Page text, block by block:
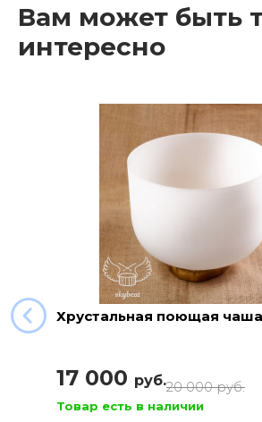
Вам может быть
интересно
Хрустальная поющая
17 000 руб.20 000руб.
Товар есть в наличии